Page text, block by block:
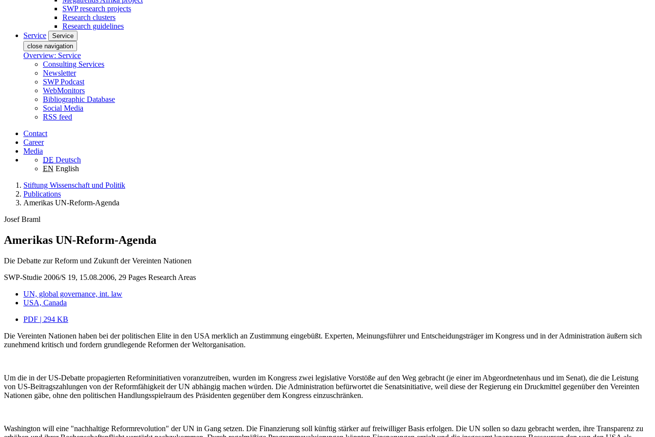
SWP research projects
Research clusters
Research guidelines
Service
Service
close navigation
Overview: Service
Consulting Services
Newsletter
SWP Podcast
WebMonitors
Bibliographic Database
Social Media
RSS feed
Contact
Career
Media
DE Deutsch
EN English
Stiftung Wissenschaft und Politik
Publications
Amerikas UN-Reform-Agenda
Josef Braml
Amerikas UN-Reform-Agenda
Die Debatte zur Reform und Zukunft der Vereinten Nationen
SWP-Studie 2006/S 19, 15.08.2006, 29 Pages Research Areas
UN, global governance, int. law
USA, Canada
PDF | 294 KB
Die Vereinten Nationen haben bei der politischen Elite in den USA merklich an Zustimmung eingebüßt. Experten, Meinungsführer und Entscheidungsträger im Kongress und in der Administration äußern sich
zunehmend kritisch und fordern grundlegende Reformen der Weltorganisation.
Um die in der US-Debatte propagierten Reforminitiativen voranzutreiben, wurden im Kongress zwei legislative Vorstöße auf den Weg gebracht (je einer im Abgeordnetenhaus und im Senat), die die Leistung
von US-Beitragszahlungen von der Reformfähigkeit der UN abhängig machen würden. Die Administration befürwortet die Senatsinitiative, weil diese der Regierung ein Druckmittel gegenüber den Vereinten
Nationen gäbe, ohne den politischen Handlungsspielraum des Präsidenten gegenüber dem Kongress einzuschränken.
Washington will eine "nachhaltige Reformrevolution" der UN in Gang setzen. Die Finanzierung soll künftig stärker auf freiwilliger Basis erfolgen. Die UN sollen so dazu gebracht werden, ihre Transparenz zu